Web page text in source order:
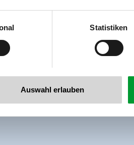
Statistiken
Auswahl erlauben